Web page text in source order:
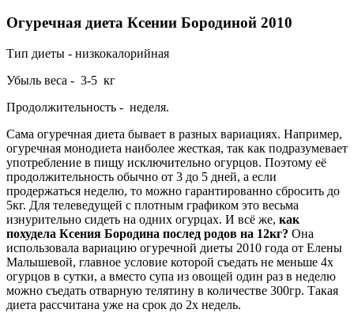
Огуречная диета Ксении Бородиной 2010
Тип диеты - низкокалорийная
Убыль веса - 3-5 кг
Продолжительность - неделя.
Сама огуречная диета бывает в разных вариациях. Например,
огуречная монодиета наиболее жесткая, так как подразумевает
употребление в пищу исключительно огурцов. Поэтому её
продолжительность обычно от 3 до 5 дней, а если
продержаться неделю, то можно гарантированно сбросить до
5кг. Для телеведущей с плотным графиком это весьма
изнурительно сидеть на одних огурцах. И всё же, как
похудела Ксения Бородина послед родов на 12кг? Она
использовала вариацию огуречной диеты 2010 года от Елены
Малышевой, главное условие которой съедать не меньше 4х
огурцов в сутки, а вместо супа из овощей один раз в неделю
можно съедать отварную телятину в количестве 300гр. Такая
диета рассчитана уже на срок до 2х недель.